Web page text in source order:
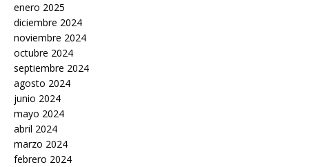
enero 2025
diciembre 2024
noviembre 2024
octubre 2024
septiembre 2024
agosto 2024
junio 2024
mayo 2024
abril 2024
marzo 2024
febrero 2024